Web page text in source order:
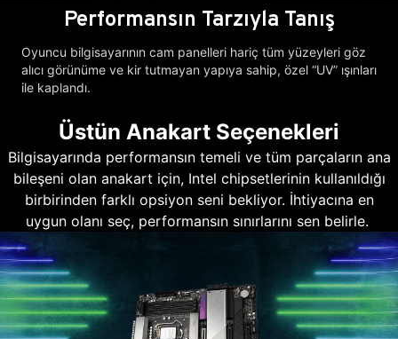
Performansın Tarzıyla Tanış
Oyuncu bilgisayarının cam panelleri hariç tüm yüzeyleri göz
alıcı görünüme ve kir tutmayan yapıya sahip, özel “UV” ışınları
ile kaplandı.
Üstün Anakart Seçenekleri
Bilgisayarında performansın temeli ve tüm parçaların ana
bileşeni olan anakart için, Intel chipsetlerinin kullanıldığı
birbirinden farklı opsiyon seni bekliyor. İhtiyacına en
uygun olanı seç, performansın sınırlarını sen belirle.